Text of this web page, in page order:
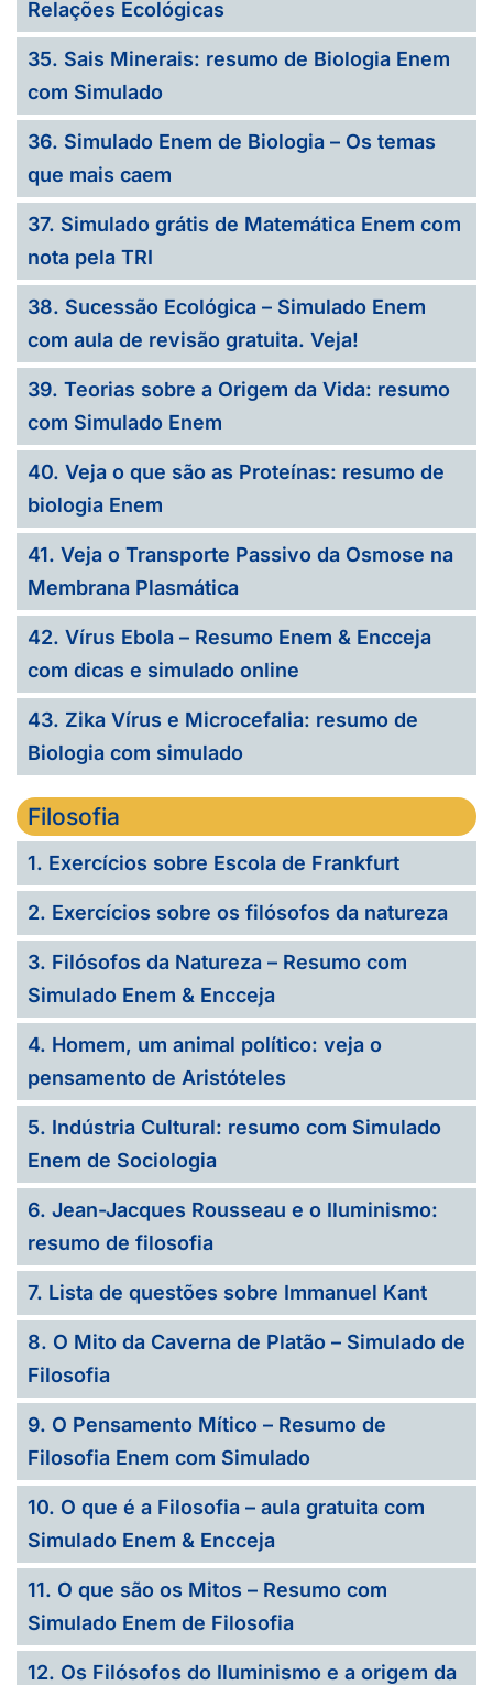
Relações Ecológicas
35. Sais Minerais: resumo de Biologia Enem
com Simulado
36. Simulado Enem de Biologia – Os temas
que mais caem
37. Simulado grátis de Matemática Enem com
nota pela TRI
38. Sucessão Ecológica – Simulado Enem
com aula de revisão gratuita. Veja!
39. Teorias sobre a Origem da Vida: resumo
com Simulado Enem
40. Veja o que são as Proteínas: resumo de
biologia Enem
41. Veja o Transporte Passivo da Osmose na
Membrana Plasmática
42. Vírus Ebola – Resumo Enem & Encceja
com dicas e simulado online
43. Zika Vírus e Microcefalia: resumo de
Biologia com simulado
Filosofia
1. Exercícios sobre Escola de Frankfurt
2. Exercícios sobre os filósofos da natureza
3. Filósofos da Natureza – Resumo com
Simulado Enem & Encceja
4. Homem, um animal político: veja o
pensamento de Aristóteles
5. Indústria Cultural: resumo com Simulado
Enem de Sociologia
6. Jean-Jacques Rousseau e o Iluminismo:
resumo de filosofia
7. Lista de questões sobre Immanuel Kant
8. O Mito da Caverna de Platão – Simulado de
Filosofia
9. O Pensamento Mítico – Resumo de
Filosofia Enem com Simulado
10. O que é a Filosofia – aula gratuita com
Simulado Enem & Encceja
11. O que são os Mitos – Resumo com
Simulado Enem de Filosofia
12. Os Filósofos do Iluminismo e a origem da